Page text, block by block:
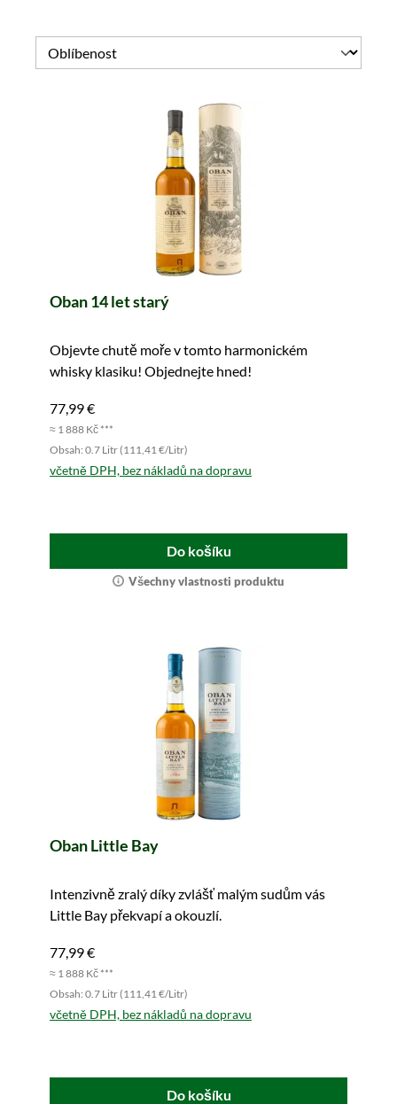
Oban 14 let starý
Objevte chutě moře v tomto harmonickém
whisky klasiku! Objednejte hned!
77,99 €
≈ 1 888 Kč ***
Obsah: 0.7 Litr (111,41 €/Litr)
včetně DPH, bez nákladů na dopravu
Do košíku
Všechny vlastnosti produktu
Oban Little Bay
Intenzivně zralý díky zvlášť malým sudům vás
Little Bay překvapí a okouzlí.
77,99 €
≈ 1 888 Kč ***
Obsah: 0.7 Litr (111,41 €/Litr)
včetně DPH, bez nákladů na dopravu
Do košíku